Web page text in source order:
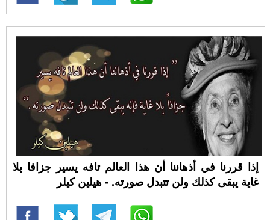
إذا قررنا في أذهاننا أن هذا العالم تافه يسير جزافا بلا
غاية يبقى كذلك ولن تتبدل صورته. - هيلين كيلر